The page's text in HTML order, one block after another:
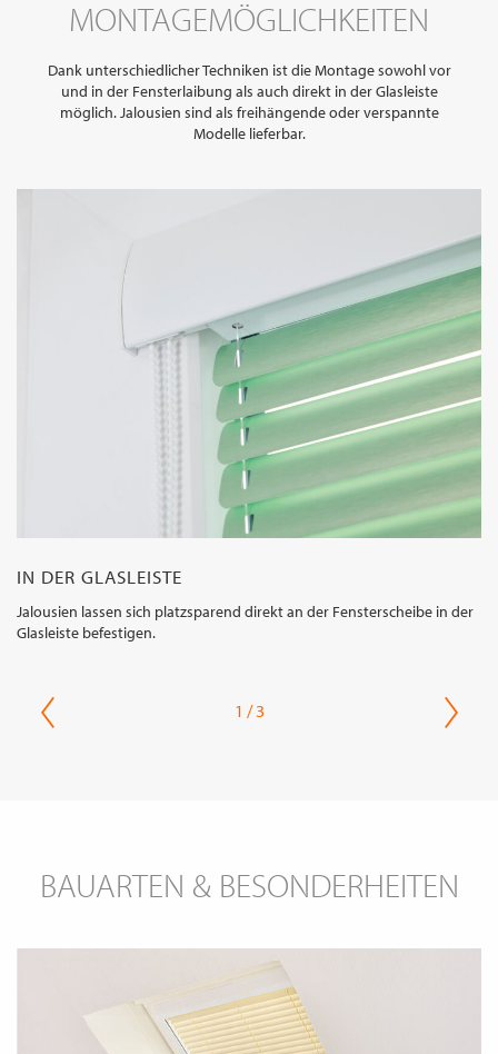
MONTAGEMÖGLICHKEITEN
Dank unterschiedlicher Techniken ist die Montage sowohl vor
und in der Fensterlaibung als auch direkt in der Glasleiste
möglich. Jalousien sind als freihängende oder verspannte
Modelle lieferbar.
1 / 3
IN DER GLASLEISTE
Jalousien lassen sich platzsparend direkt an der Fensterscheibe in der
Glasleiste befestigen.
BAUARTEN & BESONDERHEITEN